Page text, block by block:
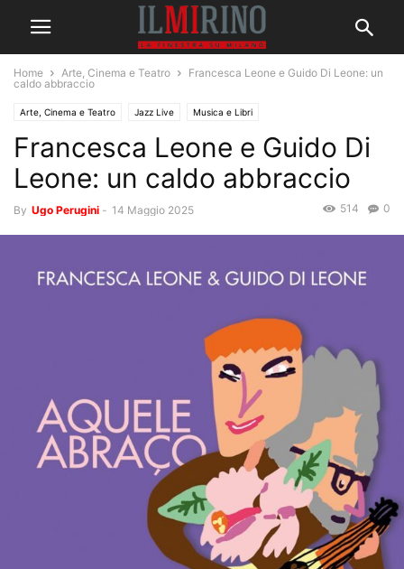
Home Arte, Cinema e Teatro
Francesca Leone e Guido Di Leone: un
caldo abbraccio
Arte, Cinema e Teatro Jazz Live Musica e Libri
Francesca Leone e Guido Di
Leone: un caldo abbraccio
By Ugo Perugini - 14 Maggio 2025 0
514